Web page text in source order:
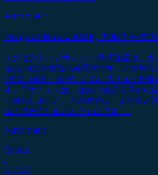
Automatic
Project Naos, KMF, カルナータ
エグゼクティブサマリー KMF施設は、カ
る75 MWの太陽光発電所です。この施設
O&M（運用・保守）における大きな転換
す。同サイトでは、従来の湿式洗浄から
と移行しました。この変更は、より高い
理の必要性に促されたものです。…
Automatic
·
Capex
·
GLYDE